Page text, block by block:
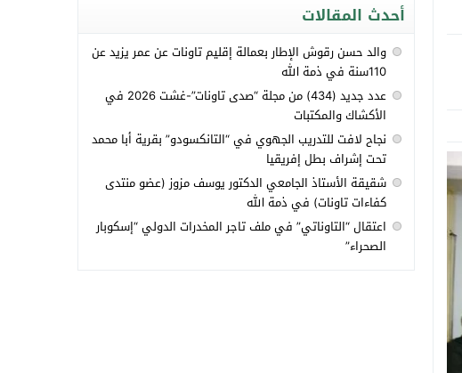
أحدث المقالات
والد حسن رقوش الإطار بعمالة إقليم تاونات عن عمر يزيد عن
110سنة في ذمة الله
عدد جديد (434) من مجلة “صدى تاونات”-غشت 2026 في
الأكشاك والمكتبات
نجاح لافت للتدريب الجهوي في “التانكسودو” بقرية أبا محمد
تحت إشراف بطل إفريقيا
شقيقة الأستاذ الجامعي الدكتور يوسف مزوز (عضو منتدى
كفاءات تاونات) في ذمة الله
اعتقال “التاوناتي” في ملف تاجر المخدرات الدولي “إسكوبار
الصحراء”